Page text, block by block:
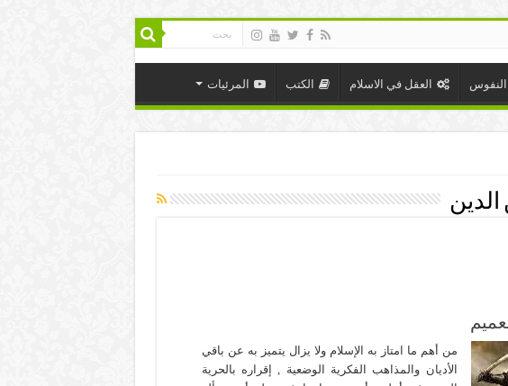
النفوس العقل في الاسلام الكتب المرئيات
من أهم ما امتاز به الإسلام ولا يزال يتميز به عن باقي
الأديان والمذاهب الفكرية الوضعية , إقراره بالحرية